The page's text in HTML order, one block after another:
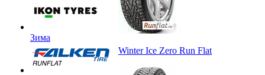
Зима
Winter Ice Zero Run Flat